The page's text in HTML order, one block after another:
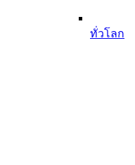
ทั่วโลก